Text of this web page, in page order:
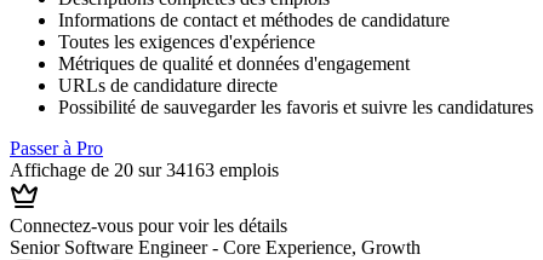
Informations de contact et méthodes de candidature
Toutes les exigences d'expérience
Métriques de qualité et données d'engagement
URLs de candidature directe
Possibilité de sauvegarder les favoris et suivre les candidatures
Passer à Pro
Affichage de 20 sur 34163 emplois
Connectez-vous pour voir les détails
Senior Software Engineer - Core Experience, Growth